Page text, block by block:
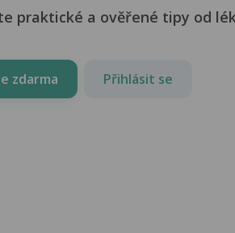
praktické a ověřené tipy od
zdarma Přihlásit se